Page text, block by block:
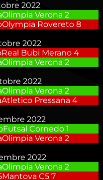
2022
Olimpia Verona 2
Olympia Rovereto 8
2022
Real Bubi Merano 4
Olimpia Verona 2
2022
Olimpia Verona 2
Atletico Pressana 4
2022
Futsal Cornedo 1
Olimpia Verona 2
2022
Olimpia Verona 2
Mantova C5 7